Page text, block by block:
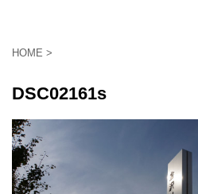
HOME >
DSC02161s